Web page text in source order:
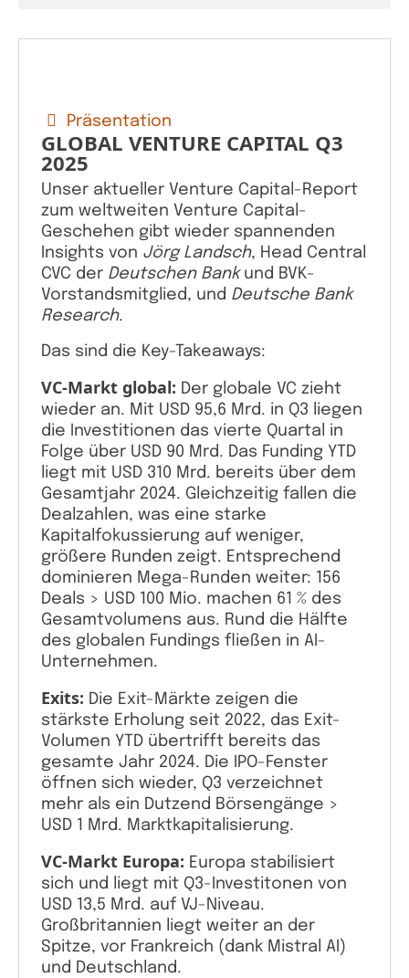
Präsentation
GLOBAL VENTURE CAPITAL Q3
2025
Unser aktueller Venture Capital-Report
zum weltweiten Venture Capital-
Geschehen gibt wieder spannenden
Insights von Jörg Landsch, Head Central
CVC der Deutschen Bankund BVK-
Vorstandsmitglied, und Deutsche Bank
Research.
Das sind die Key-Takeaways:
VC-Markt global: Der globale VC zieht
wieder an. Mit USD 95,6 Mrd. in Q3 liegen
die Investitionen das vierte Quartal in
Folge über USD 90 Mrd. Das Funding YTD
liegt mit USD 310 Mrd. bereits über dem
Gesamtjahr 2024. Gleichzeitig fallen die
Dealzahlen, was eine starke
Kapitalfokussierung auf weniger,
größere Runden zeigt. Entsprechend
dominieren Mega-Runden weiter: 156
Deals > USD 100 Mio. machen 61 % des
Gesamtvolumens aus. Rund die Hälfte
des globalen Fundings fließen in AI-
Unternehmen.
Exits: Die Exit-Märkte zeigen die
stärkste Erholung seit 2022, das Exit-
Volumen YTD übertrifft bereits das
gesamte Jahr 2024. Die IPO-Fenster
öffnen sich wieder, Q3 verzeichnet
mehr als ein Dutzend Börsengänge >
USD 1 Mrd. Marktkapitalisierung.
VC-Markt Europa: Europa stabilisiert
sich und liegt mit Q3-Investitonen von
USD 13,5 Mrd. auf VJ-Niveau.
Großbritannien liegt weiter an der
Spitze, vor Frankreich (dank Mistral AI)
und Deutschland.